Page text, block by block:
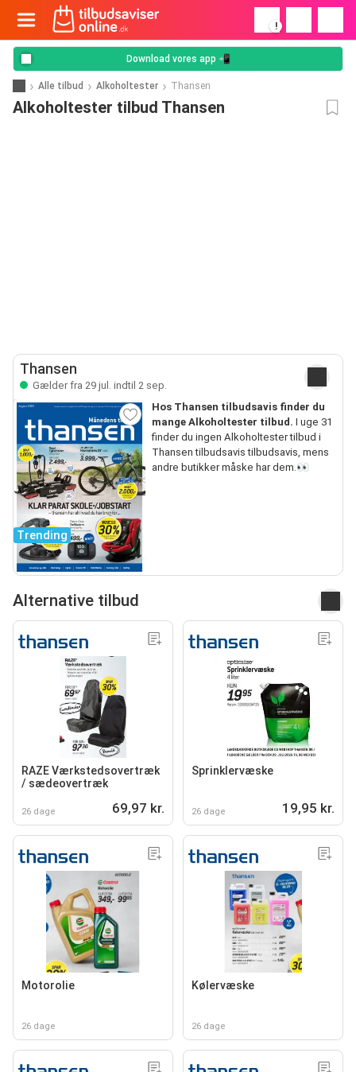
!
Download vores app 📲
Alle tilbud Alkoholtester Thansen
Alkoholtester tilbud Thansen
Thansen
Gælder fra 29 jul. indtil 2 sep.
Trending
Hos Thansen tilbudsavis finder du
mange Alkoholtester tilbud. I uge 31
finder du ingen Alkoholtester tilbud i
Thansen tilbudsavis tilbudsavis, mens
andre butikker måske har dem.👀
Alternative tilbud
RAZE Værkstedsovertræk
/ sædeovertræk
26 dage 69,97 kr.
Sprinklervæske
26 dage 19,95 kr.
Motorolie
26 dage
Kølervæske
26 dage